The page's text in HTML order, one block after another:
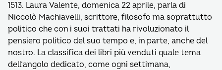
1513. Laura Valente, domenica 22 aprile, parla di
Niccolò Machiavelli, scrittore, filosofo ma soprattutto
politico che con i suoi trattati ha rivoluzionato il
pensiero politico del suo tempo e, in parte, anche del
nostro. La classifica dei libri più venduti quale tema
dell’angolo dedicato, come ogni settimana,